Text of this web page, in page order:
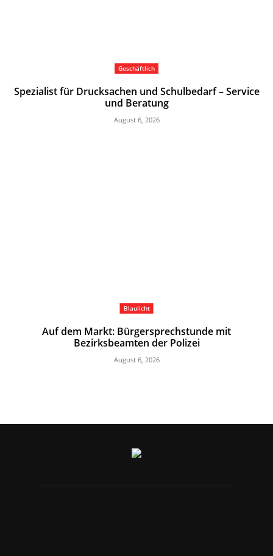
Geschäftlich
Spezialist für Drucksachen und Schulbedarf – Service
und Beratung
August 6, 2026
Blaulicht
Auf dem Markt: Bürgersprechstunde mit
Bezirksbeamten der Polizei
August 6, 2026